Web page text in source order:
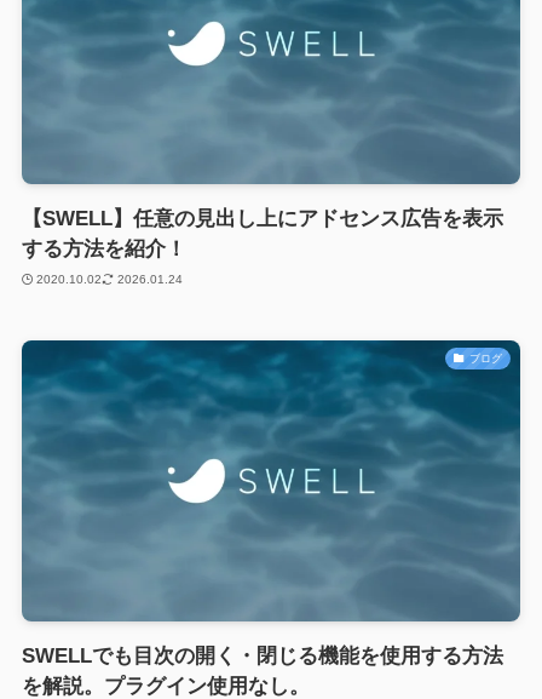
【SWELL】任意の見出し上にアドセンス広告を表示
する方法を紹介！
2020.10.02 2026.01.24
ブログ
SWELLでも目次の開く・閉じる機能を使用する方法
を解説。プラグイン使用なし。